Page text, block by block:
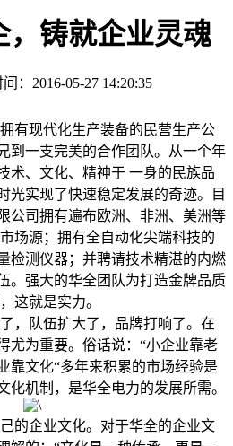
，铸就企业灵魂
：2016-05-27 14:20:35
有现代化生产装备的民营生产公
到一支完美的合作团队。从一个年
术、文化、精神于 一身的民族品
光实现了快速稳定发展的奇迹。目
公司拥有遍布欧洲、非洲、美洲等
场源；拥有全自动化尖端科技的
检测仪器；并聘请技术精湛的内燃
。强大的华全团队为打造金牌品质
这就是实力。
，队伍扩大了，品牌打响了。在
尤为重要。俗话说：“小企业靠老
靠文化“多年来积累的市场经验是
化机制，是华全电力的发展所需。
的企业文化。对于华全的企业文